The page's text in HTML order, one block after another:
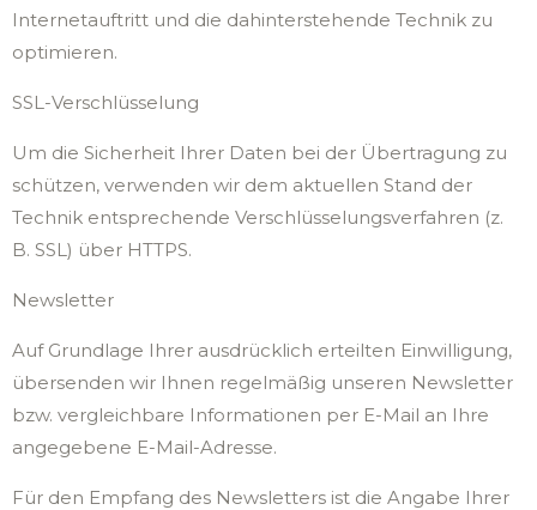
Internetauftritt und die dahinterstehende Technik zu
optimieren.
SSL-Verschlüsselung
Um die Sicherheit Ihrer Daten bei der Übertragung zu
schützen, verwenden wir dem aktuellen Stand der
Technik entsprechende Verschlüsselungsverfahren (z.
B. SSL) über HTTPS.
Newsletter
Auf Grundlage Ihrer ausdrücklich erteilten Einwilligung,
übersenden wir Ihnen regelmäßig unseren Newsletter
bzw. vergleichbare Informationen per E-Mail an Ihre
angegebene E-Mail-Adresse.
Für den Empfang des Newsletters ist die Angabe Ihrer